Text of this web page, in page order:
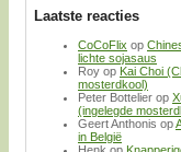
Laatste reacties
CoCoFlix op
lichte sojasaus
Roy op Kai Choi
mosterdkool)
Peter Bottelier op
(ingelegde
Geert Anthonis op
in België